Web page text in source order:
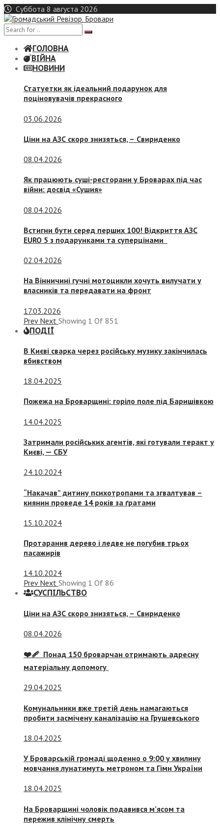
Skip
to
content
Суббота 8 августа 2026
ГОЛОВНА
ВІЙНА
НОВИНИ
Статуетки як ідеальний подарунок для
поціновувачів прекрасного
03.06.2026
Ціни на АЗС скоро знизяться, – Свириденко
08.04.2026
Як працюють суші-ресторани у Броварах під час
війни: досвід «Сушия»
08.04.2026
Встигни бути серед перших 100! Відкриття АЗС
EURO 5 з подарунками та суперцінами
02.04.2026
На Вінничині гучні мотоцикли хочуть вилучати у
власників та передавати на фронт
17.03.2026
Prev Next Showing 1 Of 851
ПОДІЇ
В Києві сварка через російську музику закінчилась
вбивством
18.04.2025
Пожежа на Броварщині: горіло поле під Баришівкою
14.04.2025
Затримали російських агентів, які готували теракт у
Києві, — СБУ
24.10.2024
“Накачав” дитину психотропами та згвалтував –
киянин проведе 14 років за ґратами
15.10.2024
Протаранив дерево і ледве не погубив трьох
пасажирів
14.10.2024
Prev Next Showing 1 Of 86
СУСПIЛЬСТВО
Ціни на АЗС скоро знизяться, – Свириденко
08.04.2026
❤️‍🩹 Понад 150 броварчан отримають адресну
матеріальну допомогу
29.04.2025
Комунальники вже третій день намагаються
пробити засмічену каналізацію на Грушевського
18.04.2025
У Броварській громаді щоденно о 9:00 у хвилину
мовчання лунатимуть метроном та Гімн України
18.04.2025
На Броварщині чоловік подавився м’ясом та
пережив клінічну смерть